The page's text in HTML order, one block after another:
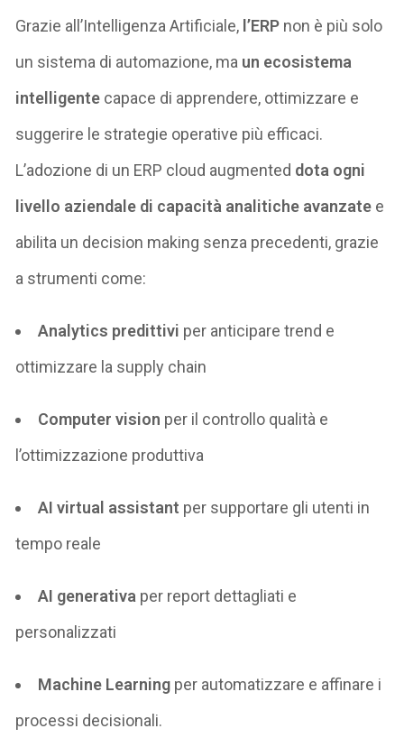
Grazie all’Intelligenza Artificiale, l’ERP non è più solo
un sistema di automazione, ma un ecosistema
intelligente capace di apprendere, ottimizzare e
suggerire le strategie operative più efficaci.
L’adozione di un ERP cloud augmented dota ogni
livello aziendale di capacità analitiche avanzate e
abilita un decision making senza precedenti, grazie
a strumenti come:
Analytics predittivi per anticiparetrend e
ottimizzare la supply chain
Computer vision per il controllo qualità e
l’ottimizzazione produttiva
AIvirtual assistant per supportare gli utenti in
tempo reale
AI generativa per report dettagliati e
personalizzati
Machine Learning per automatizzare e affinare i
processi decisionali.